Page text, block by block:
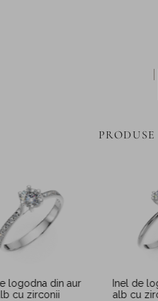
logodna din aur
cu zirconii
Inel de
alb cu